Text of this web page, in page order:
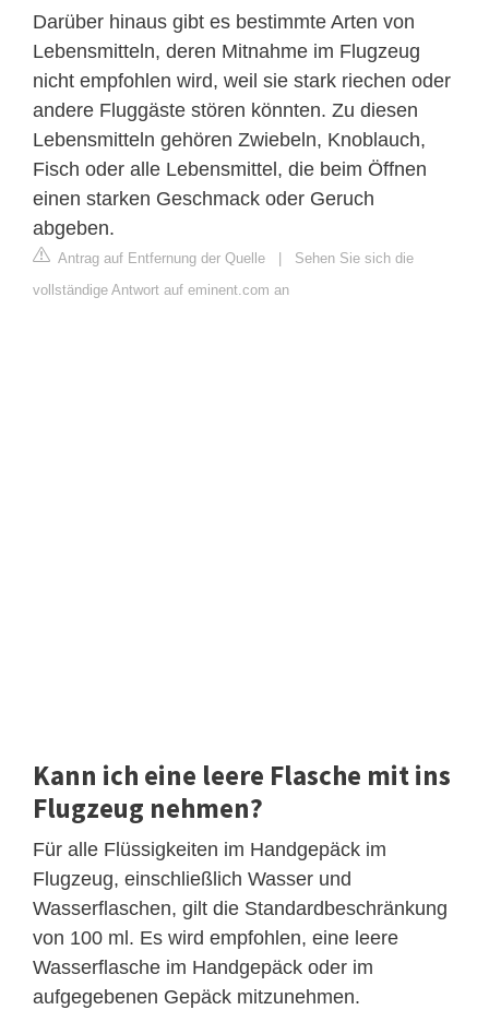
Darüber hinaus gibt es bestimmte Arten von
Lebensmitteln, deren Mitnahme im Flugzeug
nicht empfohlen wird, weil sie stark riechen oder
andere Fluggäste stören könnten. Zu diesen
Lebensmitteln gehören Zwiebeln, Knoblauch,
Fisch oder alle Lebensmittel, die beim Öffnen
einen starken Geschmack oder Geruch
abgeben.
Antrag auf Entfernung der Quelle
Sehen Sie sich die
vollständige Antwort auf eminent.com an
Kann ich eine leere Flasche mit ins
Flugzeug nehmen?
Für alle Flüssigkeiten im Handgepäck im
Flugzeug, einschließlich Wasser und
Wasserflaschen, gilt die Standardbeschränkung
von 100 ml. Es wird empfohlen, eine leere
Wasserflasche im Handgepäck oder im
aufgegebenen Gepäck mitzunehmen.